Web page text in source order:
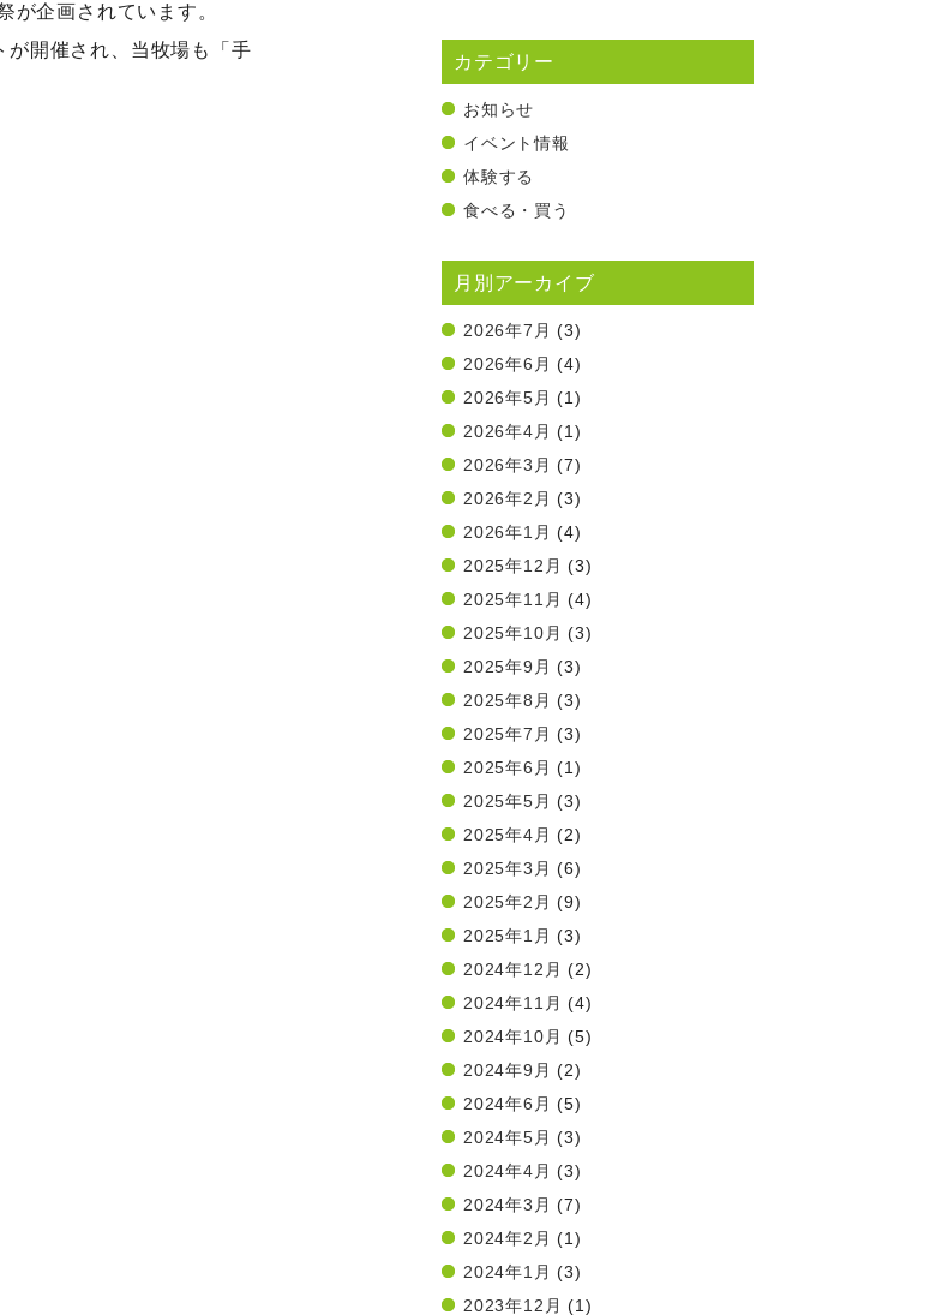
が企画されています。
が開催され、当牧場も「手
カテゴリー
お知らせ
イベント情報
体験する
食べる・買う
月別アーカイブ
2026年7月 (3)
2026年6月 (4)
2026年5月 (1)
2026年4月 (1)
2026年3月 (7)
2026年2月 (3)
2026年1月 (4)
2025年12月 (3)
2025年11月 (4)
2025年10月 (3)
2025年9月 (3)
2025年8月 (3)
2025年7月 (3)
2025年6月 (1)
2025年5月 (3)
2025年4月 (2)
2025年3月 (6)
2025年2月 (9)
2025年1月 (3)
2024年12月 (2)
2024年11月 (4)
2024年10月 (5)
2024年9月 (2)
2024年6月 (5)
2024年5月 (3)
2024年4月 (3)
2024年3月 (7)
2024年2月 (1)
2024年1月 (3)
2023年12月 (1)